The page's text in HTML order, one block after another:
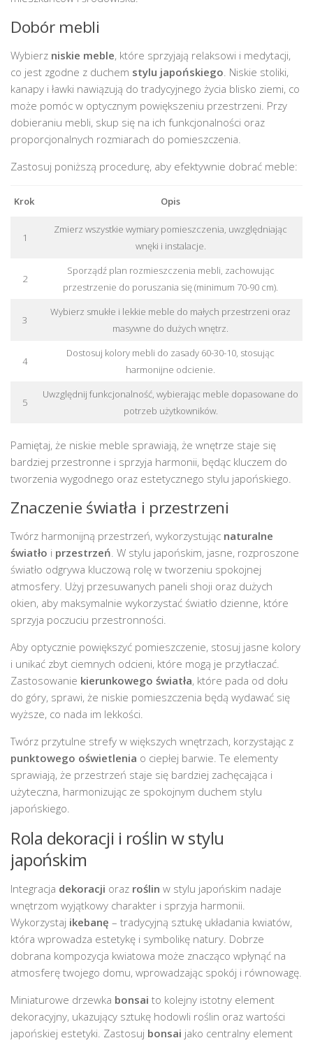
Dobór mebli
Wybierz niskie meble, które sprzyjają relaksowi i medytacji,
co jest zgodne z duchem stylu japońskiego . Niskie stoliki,
kanapy i ławki nawiązują do tradycyjnego życia blisko ziemi, co
może pomóc w optycznym powiększeniu przestrzeni. Przy
dobieraniu mebli, skup się na ich funkcjonalności oraz
proporcjonalnych rozmiarach do pomieszczenia.
Zastosuj poniższą procedurę, aby efektywnie dobrać meble:
Krok Opis
1
Zmierz wszystkie wymiary pomieszczenia, uwzględniając
wnęki i instalacje.
2
Sporządź plan rozmieszczenia mebli, zachowując
przestrzenie do poruszania się (minimum 70-90 cm).
3
Wybierz smukłe i lekkie meble do małych przestrzeni oraz
masywne do dużych wnętrz.
4
Dostosuj kolory mebli do zasady 60-30-10, stosując
harmonijne odcienie.
5
Uwzględnij funkcjonalność, wybierając meble dopasowane do
potrzeb użytkowników.
Pamiętaj, że niskie meble sprawiają, że wnętrze staje się
bardziej przestronne i sprzyja harmonii, będąc kluczem do
tworzenia wygodnego oraz estetycznego stylu japońskiego.
Znaczenie światła i przestrzeni
Twórz harmonijną przestrzeń, wykorzystując naturalne
światło i przestrzeń. W stylu japońskim, jasne, rozproszone
światło odgrywa kluczową rolę w tworzeniu spokojnej
atmosfery. Użyj przesuwanych paneli shoji oraz dużych
okien, aby maksymalnie wykorzystać światło dzienne, które
sprzyja poczuciu przestronności.
Aby optycznie powiększyć pomieszczenie, stosuj jasne kolory
i unikać zbyt ciemnych odcieni, które mogą je przytłaczać.
Zastosowanie kierunkowego światła, które pada od dołu
do góry, sprawi, że niskie pomieszczenia będą wydawać się
wyższe, co nada im lekkości.
Twórz przytulne strefy w większych wnętrzach, korzystając z
punktowego oświetlenia o ciepłej barwie. Te elementy
sprawiają, że przestrzeń staje się bardziej zachęcająca i
użyteczna, harmonizując ze spokojnym duchem stylu
japońskiego.
Rola dekoracji i roślin w stylu
japońskim
Integracja dekoracji oraz roślin w stylu japońskim nadaje
wnętrzom wyjątkowy charakter i sprzyja harmonii.
Wykorzystaj ikebanę – tradycyjną sztukę układania kwiatów,
która wprowadza estetykę i symbolikę natury. Dobrze
dobrana kompozycja kwiatowa może znacząco wpłynąć na
atmosferę twojego domu, wprowadzając spokój i równowagę.
Miniaturowe drzewka bonsai to kolejny istotny element
dekoracyjny, ukazujący sztukę hodowli roślin oraz wartości
japońskiej estetyki. Zastosuj bonsai jako centralny element